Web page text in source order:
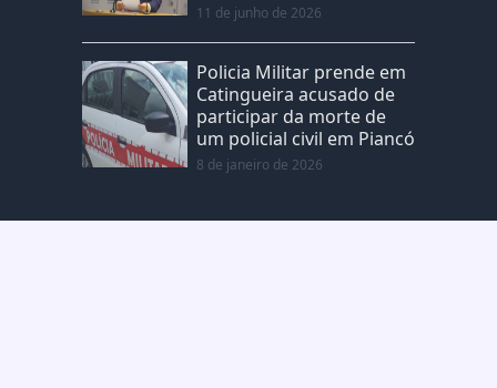
11 de junho de 2026
Policia Militar prende em
Catingueira acusado de
participar da morte de
um policial civil em Piancó
8 de janeiro de 2026